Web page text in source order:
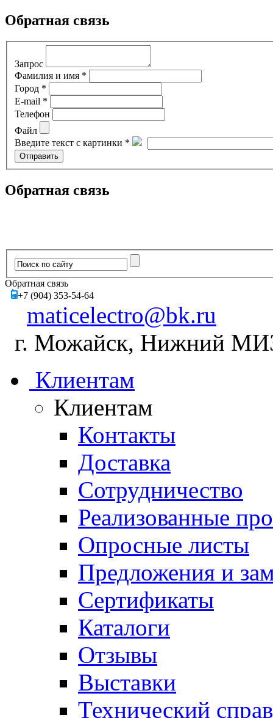
Обратная связь
Запрос
Фамилия и имя *
Город *
E-mail *
Телефон
Файл
Введите текст с картинки *
Обратная связь
Обратная связь
+7 (904) 353-54-64
maticelectro@bk.ru
г. Можайск, Нижний
Клиентам
Клиентам
Контакты
Доставка
Сотрудничество
Реализованные
Опросные листы
Предложения и
Сертификаты
Каталоги
Отзывы
Выставки
Технический